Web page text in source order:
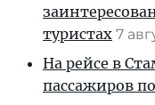
туристах 7
На рейсе в
пассажиров